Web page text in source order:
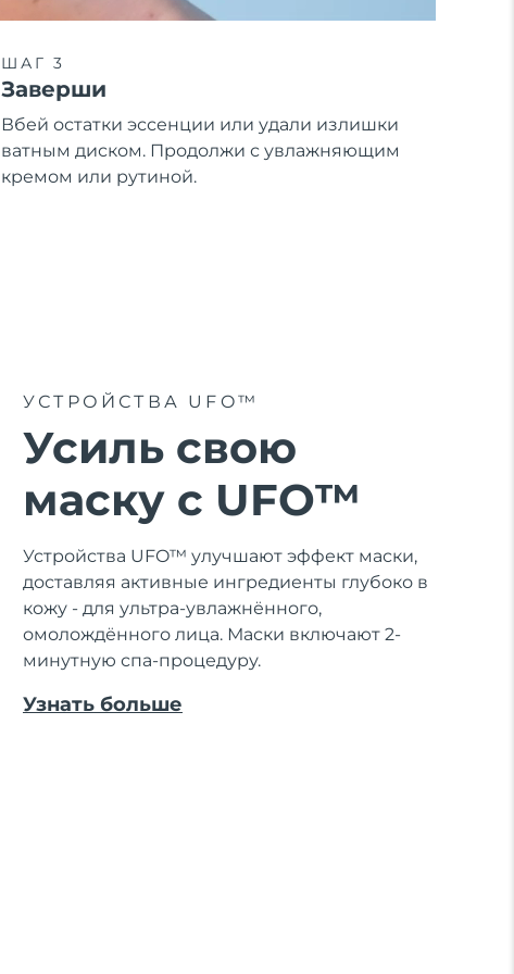
ШАГ 3
Заверши
Вбей остатки эссенции или удали излишки
ватным диском. Продолжи с увлажняющим
кремом или рутиной.
УСТРОЙСТВА UFO™
Усиль свою
маску с UFO™
Устройства UFO™ улучшают эффект маски,
доставляя активные ингредиенты глубоко в
кожу - для ультра-увлажнённого,
омолождённого лица. Маски включают 2-
минутную спа-процедуру.
Узнать больше